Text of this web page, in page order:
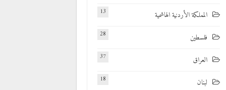
المملكة الأردنية الهاشمية 13
فلسطين 28
العراق 37
لبنان 18